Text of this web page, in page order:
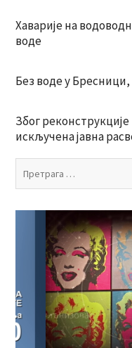
Хаварије на
воде
Без воде у
Због
искључена јавна